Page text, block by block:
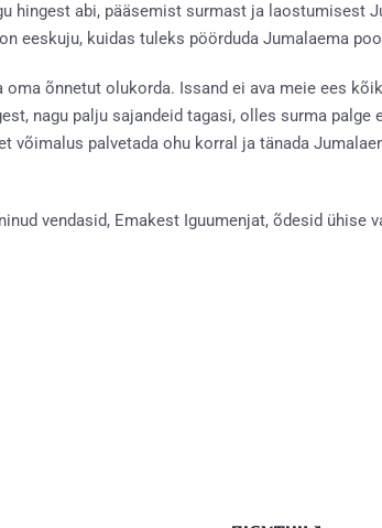
hingest abi, pääsemist surmast ja laostumisest
eeskuju, kuidas tuleks pöörduda Jumalaema
õnnetut olukorda. Issand ei ava meie ees
nagu palju sajandeid tagasi, olles surma
võimalus palvetada ohu korral ja tänada
vendasid, Emakest Iguumenjat, õdesid